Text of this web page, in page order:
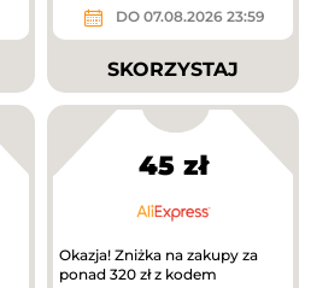
DO 07.08.2026 23:59
SKORZYSTAJ
45 zł
Okazja! Zniżka na zakupy za
ponad 320 zł z kodem